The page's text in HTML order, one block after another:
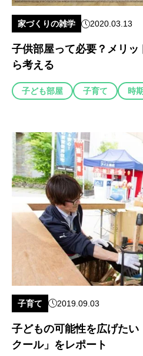
家づくりの雑学 2020.03.13
子供部屋って必要？メリ
ら考える
子ども部屋 子育て 時期
子育て 2019.09.03
子どもの可能性を広げたい
クール」をレポート